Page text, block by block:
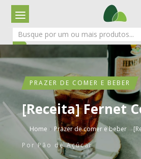
PRAZER DE COMER E BEBER
[Receita] Fernet
Home › Prazer de comer e beber ›
PorPão de Açúcar